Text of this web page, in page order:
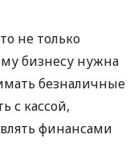
не только
бизнесу нужна
безналичные
с кассой,
финансами